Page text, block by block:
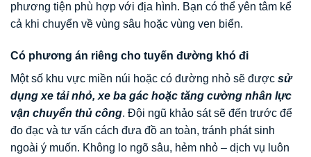
phương tiện phù hợp với địa hình. Bạn có thể yên tâm kể
cả khi chuyển về vùng sâu hoặc vùng ven biển.
Có phương án riêng cho tuyến đường khó đi
Một số khu vực miền núi hoặc có đường nhỏ sẽ được sử
dụng xe tải nhỏ, xe ba gác hoặc tăng cường nhân lực
vận chuyển thủ công. Đội ngũ khảo sát sẽ đến trước để
đo đạc và tư vấn cách đưa đồ an toàn, tránh phát sinh
ngoài ý muốn. Không lo ngõ sâu, hẻm nhỏ – dịch vụ luôn